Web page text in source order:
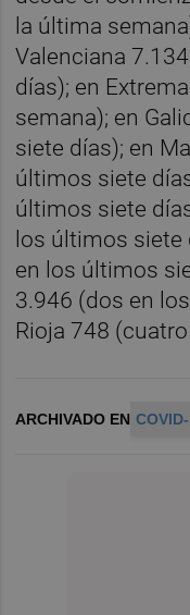
la última
Valenciana
días); en
semana); en
siete días); en
últimos siete
últimos siete
los últimos siete
en los últimos
3.946 (dos en
Rioja 748
ARCHIVADO EN